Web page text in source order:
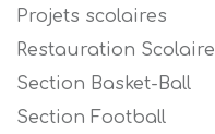
Projets scolaires
Restauration Scolaire
Section Basket-Ball
Section Football